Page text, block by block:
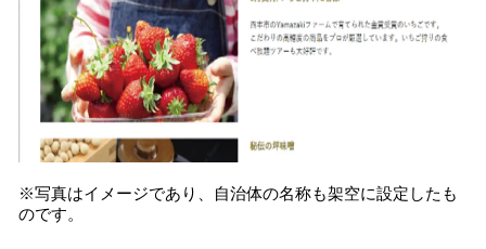
※写真はイメージであり、自治体の名称も架空に設定したも
のです。